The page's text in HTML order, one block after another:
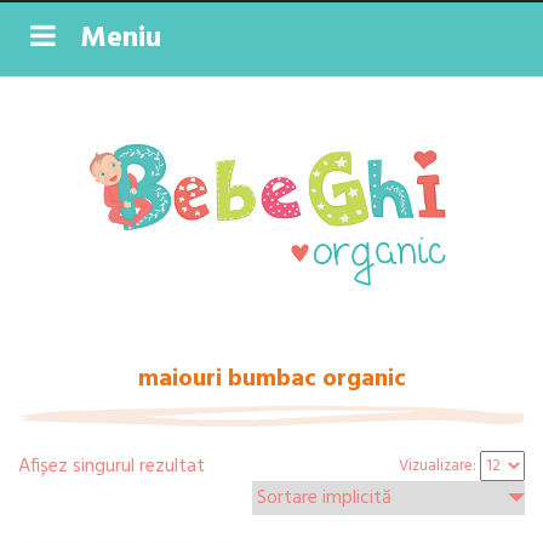
Meniu
maiouri bumbac organic
Afișez singurul rezultat Vizualizare: